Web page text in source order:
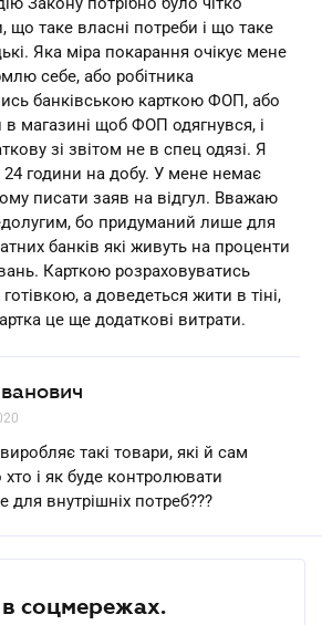
що таке власні потреби і що таке
Яка міра покарання очікує мене
себе, або робітника
банківською карткою ФОП, або
магазині щоб ФОП одягнувся, і
зі звітом не в спец одязі. Я
24 години на добу. У мене немає
писати заяв на відгул. Вважаю
бо придуманий лише для
банків які живуть на проценти
Карткою розраховуватись
а доведеться жити в тіні,
це ще додаткові витрати.
такі товари, які й сам
і як буде контролювати
для внутрішніх потреб???
соцмережах.